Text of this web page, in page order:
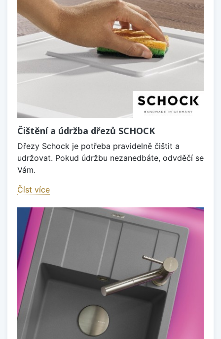
Čištění a údržba dřezů SCHOCK
Dřezy Schock je potřeba pravidelně čištit a
udržovat. Pokud údržbu nezanedbáte, odvděčí se
Vám.
Číst více